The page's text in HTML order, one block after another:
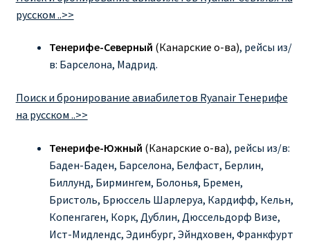
русском ..>>
Тенерифе-Северный (Канарские о-ва), рейсы из/
в: Барселона, Мадрид.
Поиск и бронирование авиабилетов Ryanair Тенерифе
на русском ..>>
Тенерифе-Южный (Канарские о-ва), рейсы из/в:
Баден-Баден, Барселона, Белфаст, Берлин,
Биллунд, Бирмингем, Болонья, Бремен,
Бристоль, Брюссель Шарлеруа, Кардифф, Кельн,
Копенгаген, Корк, Дублин, Дюссельдорф Визе,
Ист-Мидлендс, Эдинбург, Эйндховен, Франкфурт